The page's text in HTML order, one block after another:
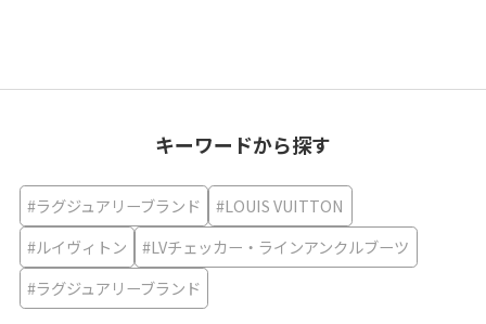
キーワードから探す
#ラグジュアリーブランド
#LOUIS VUITTON
#ルイヴィトン
#LVチェッカー・ラインアンクルブーツ
#ラグジュアリーブランド